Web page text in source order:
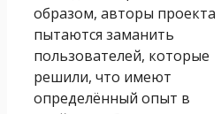
образом, авторы проекта
пытаются заманить
пользователей, которые
решили, что имеют
определённый опыт в